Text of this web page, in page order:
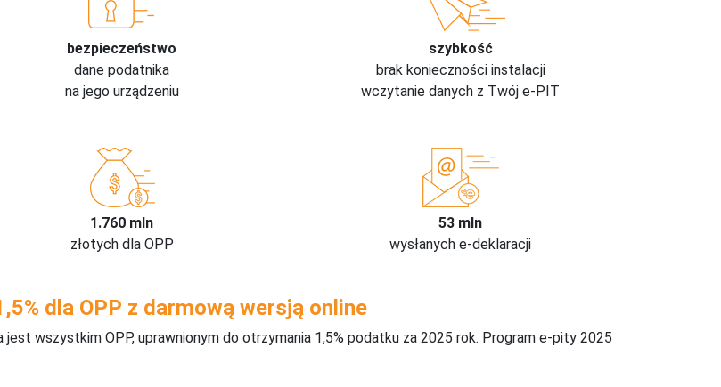
bezpieczeństwo
dane podatnika
na jego urządzeniu
szybkość
brak konieczności instalacji
wczytanie danych z Twój e-PIT
1.760 mln
złotych dla OPP
53 mln
wysłanych e-deklaracji
dla OPP z darmową wersją online
wszystkim OPP, uprawnionym do otrzymania 1,5% podatku za 2025 rok. Program e-pity 2025